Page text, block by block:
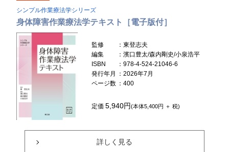
シンプル作業療法学シリーズ
身体障害作業療法学テキスト［電子版付］
監修
：東登志夫
編集
：濱口豊太/森内剛史/小泉浩平
ISBN
：978-4-524-21046-6
発行年月
：2026年7月
ページ数 ：400
定価5,940円(本体5,400円 ＋ 税)
詳しく見る